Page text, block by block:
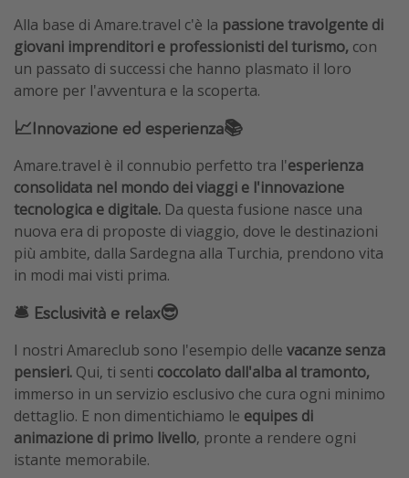
Alla base di Amare.travel c'è la passione travolgente di
giovani imprenditori e professionisti del turismo, con
un passato di successi che hanno plasmato il loro
amore per l'avventura e la scoperta.
📈Innovazione ed esperienza📚
Amare.travel è il connubio perfetto tra l'esperienza
consolidata nel mondo dei viaggi e l'innovazione
tecnologica e digitale. Da questa fusione nasce una
nuova era di proposte di viaggio, dove le destinazioni
più ambite, dalla Sardegna alla Turchia, prendono vita
in modi mai visti prima.
🛎️ Esclusività e relax😎
I nostri Amareclub sono l'esempio delle vacanze senza
pensieri. Qui, ti senti coccolato dall'alba al tramonto,
immerso in un servizio esclusivo che cura ogni minimo
dettaglio. E non dimentichiamo le equipes di
animazione di primo livello, pronte a rendere ogni
istante memorabile.